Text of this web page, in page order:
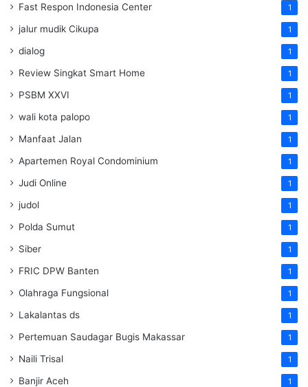
Fast Respon Indonesia Center 1
jalur mudik Cikupa 1
dialog 1
Review Singkat Smart Home 1
PSBM XXVI 1
wali kota palopo 1
Manfaat Jalan 1
Apartemen Royal Condominium 1
Judi Online 1
judol 1
Polda Sumut 1
Siber 1
FRIC DPW Banten 1
Olahraga Fungsional 1
Lakalantas ds 1
Pertemuan Saudagar Bugis Makassar 1
Naili Trisal 1
Banjir Aceh 1